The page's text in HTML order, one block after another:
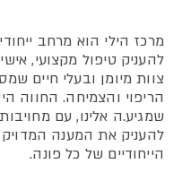
מרכז הילי הוא מרחב
להעניק טיפול מקצועי,
צוות מיומן ובעלי חיים
הריפוי והצמיחה. החווה
שמגיע.ה אלינו, עם
להעניק את המענה המדויק
הייחודיים של כל פונה.